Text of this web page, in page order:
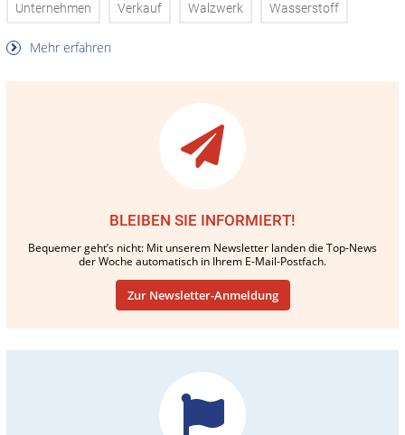
Unternehmen Verkauf Walzwerk Wasserstoff
Mehr erfahren
BLEIBEN SIE INFORMIERT!
Bequemer geht’s nicht: Mit unserem Newsletter landen die Top-News
der Woche automatisch in Ihrem E-Mail-Postfach.
Zur Newsletter-Anmeldung